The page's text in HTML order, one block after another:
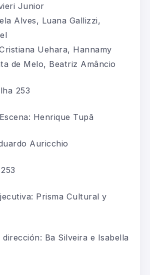
Junior
Alves, Luana Gallizzi,
Uehara, Hannamy
de Melo, Beatriz Amâncio
253
Henrique Tupã
Auricchio
Prisma Cultural y
dirección: Ba Silveira e Isabella